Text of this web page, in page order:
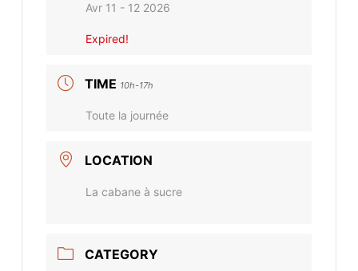
Avr 11 - 12 2026
Expired!
TIME 10h-17h
Toute la journée
LOCATION
La cabane à sucre
CATEGORY